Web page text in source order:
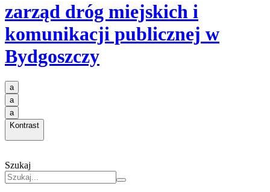
zarząd dróg miejskich i
komunikacji publicznej w
Bydgoszczy
a
a
a
Kontrast
Szukaj